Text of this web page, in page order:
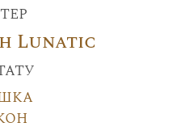
Lunatic